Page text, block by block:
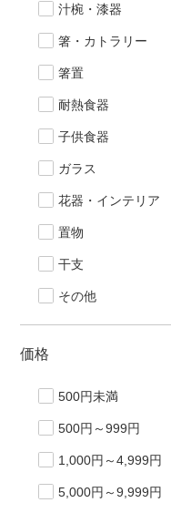
汁椀・漆器
箸・カトラリー
箸置
耐熱食器
子供食器
ガラス
花器・インテリア
置物
干支
その他
価格
500円未満
500円～999円
1,000円～4,999円
5,000円～9,999円